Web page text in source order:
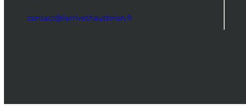
contact@larrivethautbrion.fr